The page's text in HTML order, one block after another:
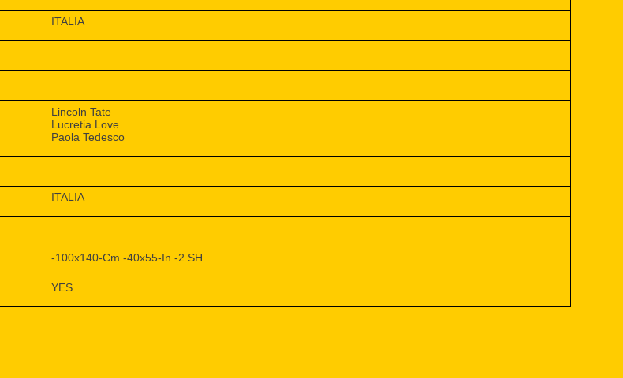
ITALIA
Lincoln Tate
Lucretia Love
Paola Tedesco
ITALIA
-100x140-Cm.-40x55-In.-2 SH.
YES